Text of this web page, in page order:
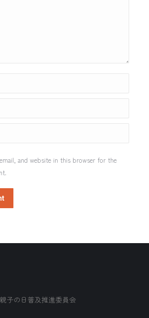
and website in this browser for the
親子の日普及推進委員会